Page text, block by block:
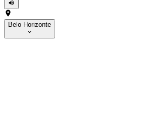
Belo Horizonte